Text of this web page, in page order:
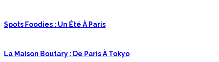
Spots Foodies : Un Été À Paris
La Maison Boutary : De Paris À Tokyo